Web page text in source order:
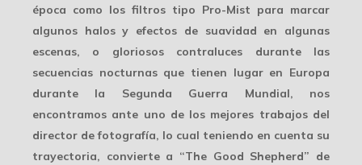
época como los filtros tipo Pro-Mist para marcar
algunos halos y efectos de suavidad en algunas
escenas, o gloriosos contraluces durante las
secuencias nocturnas que tienen lugar en Europa
durante la Segunda Guerra Mundial, nos
encontramos ante uno de los mejores trabajos del
director de fotografía, lo cual teniendo en cuenta su
trayectoria, convierte a “The Good Shepherd” de